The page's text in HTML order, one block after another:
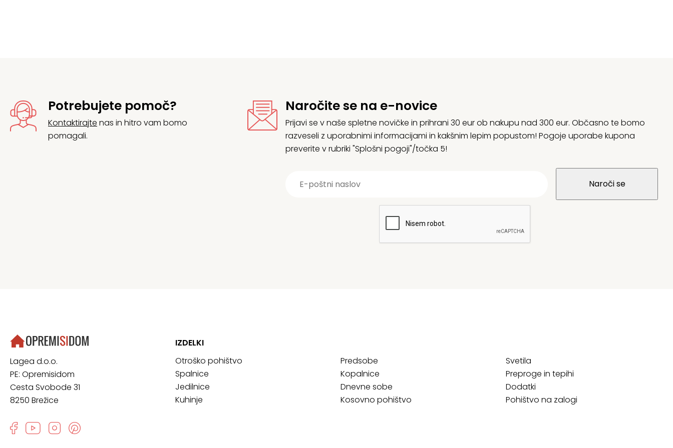
Potrebujete pomoč?
Kontaktirajte nas in hitro vam bomo
pomagali.
Naročite se na e-novice
Prijavi se v naše spletne novičke in prihrani 30 eur ob nakupu nad 300 eur. Občasno te bomo
razveseli z uporabnimi informacijami in kakšnim lepim popustom! Pogoje uporabe kupona
preverite v rubriki "Splošni pogoji"/točka 5!
Lagea d.o.o.
PE: Opremisidom
Cesta Svobode 31
8250 Brežice
IZDELKI
Otroško pohištvo
Spalnice
Jedilnice
Kuhinje
Predsobe
Kopalnice
Dnevne sobe
Kosovno pohištvo
Svetila
Preproge in tepihi
Dodatki
Pohištvo na zalogi